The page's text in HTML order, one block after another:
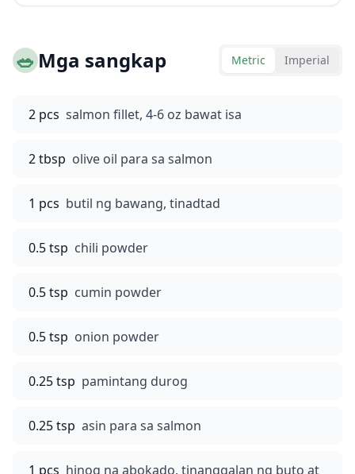
🥗Mga sangkap Metric Imperial
2 pcs salmon fillet, 4-6 oz bawat isa
2 tbsp olive oil para sa salmon
1 pcs butil ng bawang, tinadtad
0.5 tsp chili powder
0.5 tsp cumin powder
0.5 tsp onion powder
0.25 tsp pamintang durog
0.25 tsp asin para sa salmon
1 pcs hinog na abokado, tinanggalan ng buto at